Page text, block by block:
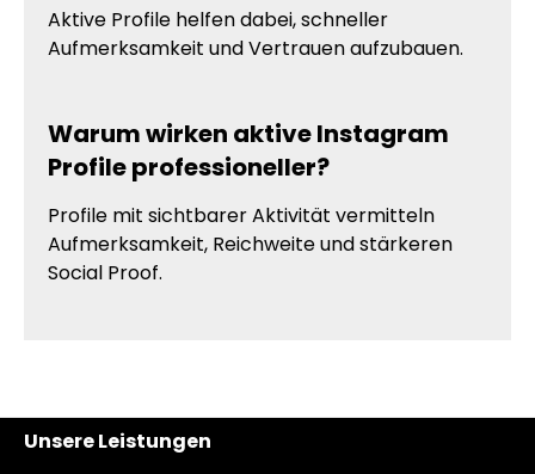
Aktive Profile helfen dabei, schneller
Aufmerksamkeit und Vertrauen aufzubauen.
Warum wirken aktive Instagram
Profile professioneller?
Profile mit sichtbarer Aktivität vermitteln
Aufmerksamkeit, Reichweite und stärkeren
Social Proof.
Unsere Leistungen